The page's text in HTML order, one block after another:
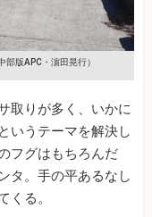
版APC・濵田晃行）
取りが多く、いかに
いうテーマを解決し
フグはもちろんだ
タ。手の平あるなし
くる。